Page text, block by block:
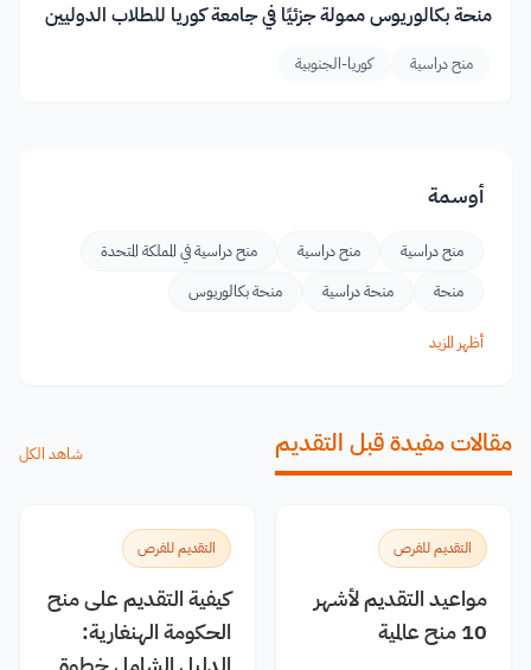
منحة بكالوريوس ممولة جزئيًا في جامعة كوريا للطلاب الدوليين
منح دراسية كوريا-الجنوبية
أوسمة
منح دراسية منح دراسية
منح دراسية في المملكة المتحدة
منحة
منحة دراسية منحة بكالوريوس
أظهر المزيد
مقالات مفيدة قبل التقديم شاهد الكل
التقديم للفرص
مواعيد التقديم لأشهر
10 منح عالمية
التقديم للفرص
كيفية التقديم على منح
الحكومة الهنغارية: